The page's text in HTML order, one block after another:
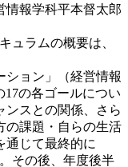
情報学科平本督太郎
ュラムの概要は、
ョン」（経営情報
17の各ゴールについ
ンスとの関係、さら
の課題・自らの生活
通じて最終的に
その後、年度後半